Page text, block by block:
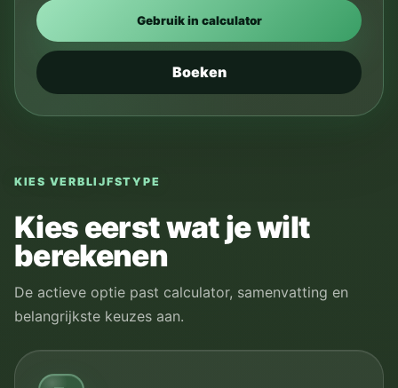
Gebruik in calculator
Boeken
KIES VERBLIJFSTYPE
Kies eerst wat je wilt
berekenen
De actieve optie past calculator, samenvatting en
belangrijkste keuzes aan.